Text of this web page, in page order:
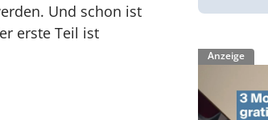
Und schon ist
erste Teil ist
Anzeige